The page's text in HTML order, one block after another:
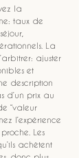
la
taux de
La
ajuster
et
description
d’un prix au
“valeur
l’expérience
Les
achètent